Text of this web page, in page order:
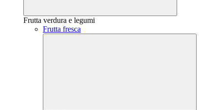
Frutta verdura e legumi
Frutta fresca